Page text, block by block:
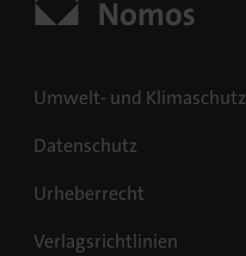
Umwelt- und Klimaschutz
Datenschutz
Urheberrecht
Verlagsrichtlinien